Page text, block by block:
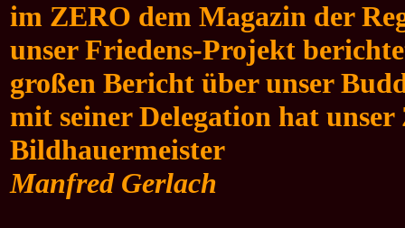
im ZERO dem Magazin der
unser Friedens-Projekt
großen Bericht über unser
mit seiner Delegation hat
Bildhauermeister
Manfred Gerlach